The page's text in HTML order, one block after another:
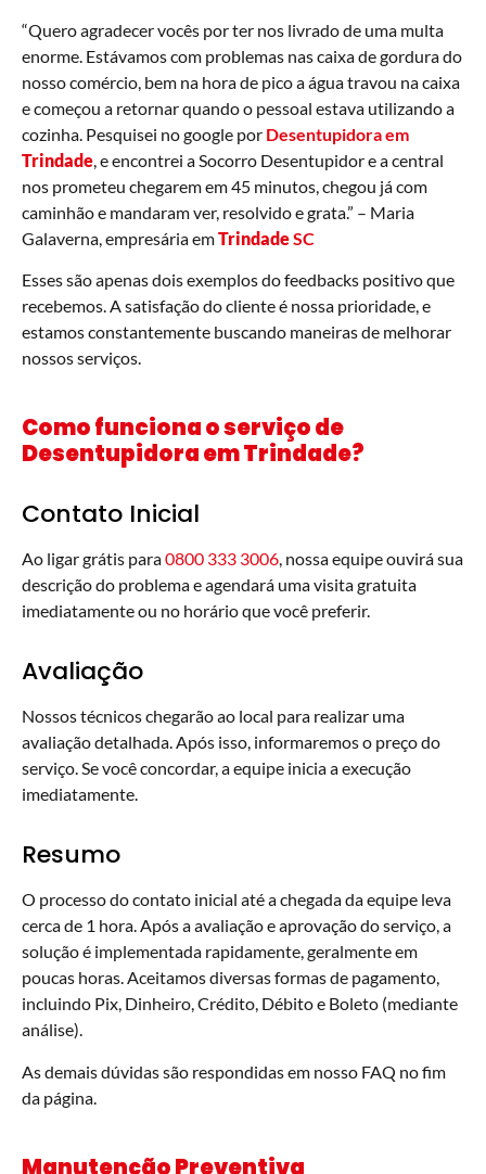
“Quero agradecer vocês por ter nos livrado de uma multa
enorme. Estávamos com problemas nas caixa de gordura do
nosso comércio, bem na hora de pico a água travou na caixa
e começou a retornar quando o pessoal estava utilizando a
cozinha. Pesquisei no google por Desentupidora em
Trindade, e encontrei a Socorro Desentupidor e a central
nos prometeu chegarem em 45 minutos, chegou já com
caminhão e mandaram ver, resolvido e grata.” – Maria
Galaverna, empresária emTrindadeSC
Esses são apenas dois exemplos do feedbacks positivo que
recebemos. A satisfação do cliente é nossa prioridade, e
estamos constantemente buscando maneiras de melhorar
nossos serviços.
Como funciona o serviço de
Desentupidora emTrindade?
Contato Inicial
Ao ligar grátis para0800 333 3006, nossa equipe ouvirá sua
descrição do problema e agendará uma visita gratuita
imediatamente ou no horário que você preferir.
Avaliação
Nossos técnicos chegarão ao local para realizar uma
avaliação detalhada. Após isso, informaremos o preço do
serviço. Se você concordar, a equipe inicia a execução
imediatamente.
Resumo
O processo do contato inicial até a chegada da equipe leva
cerca de 1 hora. Após a avaliação e aprovação do serviço, a
solução é implementada rapidamente, geralmente em
poucas horas. Aceitamos diversas formas de pagamento,
incluindo Pix, Dinheiro, Crédito, Débito e Boleto (mediante
análise).
As demais dúvidas são respondidas em nosso FAQ no fim
da página.
Manutenção Preventiva